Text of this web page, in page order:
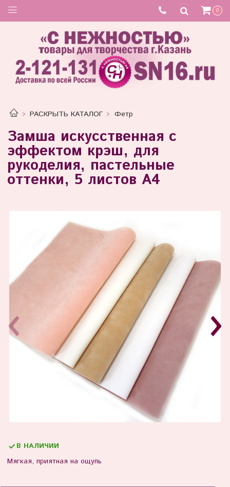
0
РАСКРЫТЬ КАТАЛОГ Фетр
Замша искусственная с
эффектом крэш, для
рукоделия, пастельные
оттенки, 5 листов А4
Мягкая, приятная на ощупь
В НАЛИЧИИ